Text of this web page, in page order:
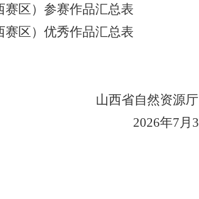
赛区）参赛作品汇总表
赛区）优秀作品汇总表
资源厅
年7月3